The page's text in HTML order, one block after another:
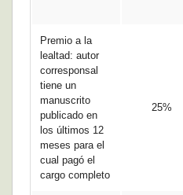
Premio a la
lealtad: autor
corresponsal
tiene un
manuscrito
publicado en
los últimos 12
meses para el
cual pagó el
cargo completo
25%